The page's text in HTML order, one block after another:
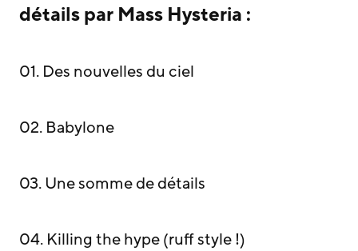
détails par Mass Hysteria :
01. Des nouvelles du ciel
02. Babylone
03. Une somme de détails
04. Killing the hype (ruff style !)